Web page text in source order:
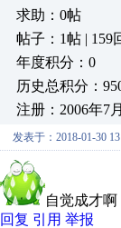
求助：0帖
帖子：1帖 | 159
年度积分：0
历史总积分：
注册：2006年7
发表于：2018-01-30
自觉成才啊
回复 引用 举报